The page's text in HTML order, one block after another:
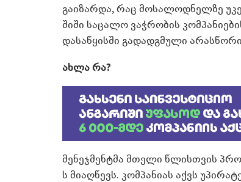
გაიზარდა, რაც მოსალოდნელზე
შიში საცალო ვაჭრობის
დასაწყისში გადადგმული არასწორი
ახლა რა?
მენეჯმენტმა მთელი წლისთვის
ს მიაღწევს. კომპანიას აქვს